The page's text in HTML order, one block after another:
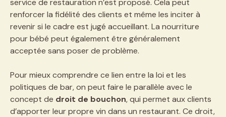
renforcer la fidélité des clients et même les inciter à
revenir si le cadre est jugé accueillant. La nourriture
pour bébé peut également être généralement
acceptée sans poser de problème.
Pour mieux comprendre ce lien entre la loi et les
politiques de bar, on peut faire le parallèle avec le
concept de droit de bouchon, qui permet aux clients
d’apporter leur propre vin dans un restaurant. Ce droit,